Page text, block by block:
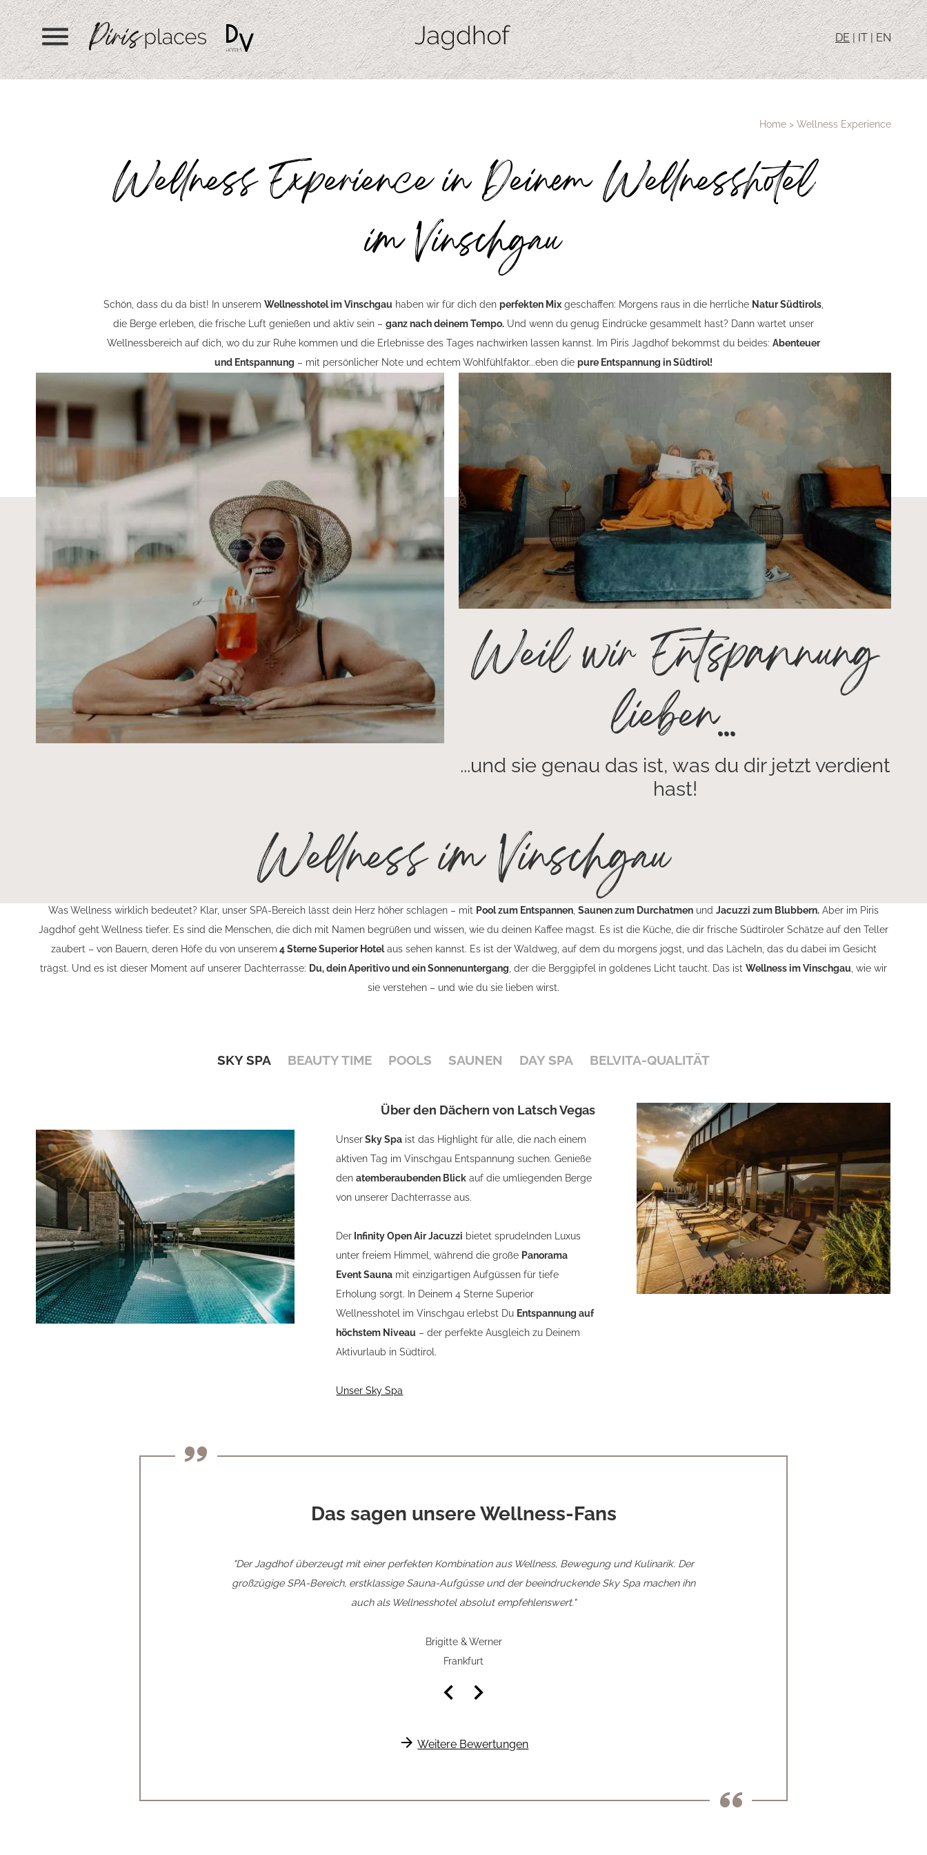
menu DE|IT| EN
Home > Wellness Experience
Wellness Experience in Deinem Wellnesshotel
im Vinschgau
Schön, dass du da bist! In unserem Wellnesshotel im Vinschgau haben wir für dich den perfekten Mix geschaffen: Morgens raus in die herrliche Natur Südtirols
die Berge erleben, die frische Luft genießen und aktiv sein – ganz nach deinem Tempo. Und wenn du genug Eindrücke gesammelt hast? Dann wartet unser
Wellnessbereich auf dich, wo du zur Ruhe kommen und die Erlebnisse des Tages nachwirken lassen kannst. Im Piris Jagdhof bekommst du beides: Abenteuer
und Entspannung – mit persönlicher Note und echtem Wohlfühlfaktor...eben die pure Entspannung in Südtirol!
Weil wir Entspannung
lieben...
...und sie genau das ist, was du dir jetzt verdient
hast!
Wellness im Vinschgau
Was Wellness wirklich bedeutet? Klar, unser SPA-Bereich lässt dein Herz höher schlagen – mit Pool zum Entspannen Saunen zum Durchatmen und Jacuzzi zum Blubbern. Aber im Piris
Jagdhof geht Wellness tiefer. Es sind die Menschen, die dich mit Namen begrüßen und wissen, wie du deinen Kaffee magst. Es ist die Küche, die dir frische Südtiroler Schätze auf den Teller
zaubert – von Bauern, deren Höfe du von unserem 4 Sterne Superior Hotelaus sehen kannst. Es ist der Waldweg, auf dem du morgens jogst, und das Lächeln, das du dabei im Gesicht
trägst. Und es ist dieser Moment auf unserer Dachterrasse: Du, dein Aperitivo und ein Sonnenuntergang , der die Berggipfel in goldenes Licht taucht. Das ist Wellness im Vinschgau , wie wir
sie verstehen – und wie du sie lieben wirst.
SKY SPA BEAUTY TIME POOLS SAUNEN DAY SPA BELVITA-QUALITÄT
Über den Dächern von Latsch Vegas
UnserSky Spa ist das Highlight für alle, die nach einem
aktiven Tag im Vinschgau Entspannung suchen. Genieße
denatemberaubenden Blick auf die umliegenden Berge
von unserer Dachterrasse aus.
Der Infinity Open Air Jacuzzi bietet sprudelnden Luxus
unter freiem Himmel, während die große Panorama
Event Sauna mit einzigartigen Aufgüssen für tiefe
Erholung sorgt. In Deinem 4 Sterne Superior
Wellnesshotel im Vinschgau erlebst Du Entspannung auf
höchstem Niveau – der perfekte Ausgleich zu Deinem
Aktivurlaub in Südtirol.
Unser Sky Spa
Das sagen unsere Wellness-Fans
"Der Jagdhof überzeugt mit einer perfekten Kombination aus Wellness, Bewegung und Kulinarik. Der
großzügige SPA-Bereich, erstklassige Sauna-Aufgüsse und der beeindruckende Sky Spa machen ihn
auch als Wellnesshotel absolut empfehlenswert."
Brigitte & Werner
Frankfurt
keyboard_arrow_left keyboard_arrow_right
arrow_forward Weitere Bewertungen